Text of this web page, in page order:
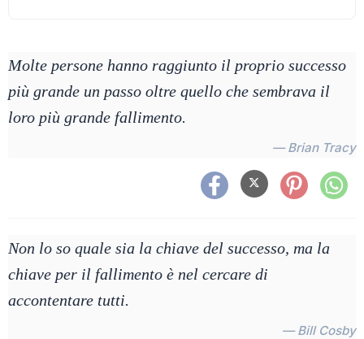
Molte persone hanno raggiunto il proprio successo
più grande un passo oltre quello che sembrava il
loro più grande fallimento.
— Brian Tracy
Non lo so quale sia la chiave del successo, ma la
chiave per il fallimento è nel cercare di
accontentare tutti.
— Bill Cosby